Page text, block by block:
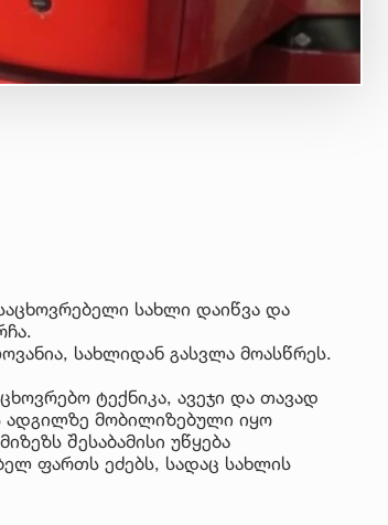
სახლი დაიწვა და
სახლიდან გასვლა მოასწრეს.
ტექნიკა, ავეჯი და თავად
ადგილზე მობილიზებული იყო
შესაბამისი უწყება
ფართს ეძებს, სადაც სახლის